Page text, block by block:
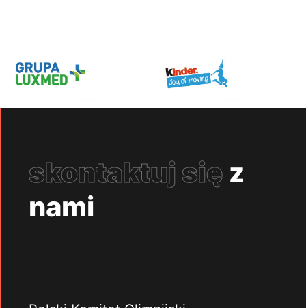
skontaktuj się z
nami